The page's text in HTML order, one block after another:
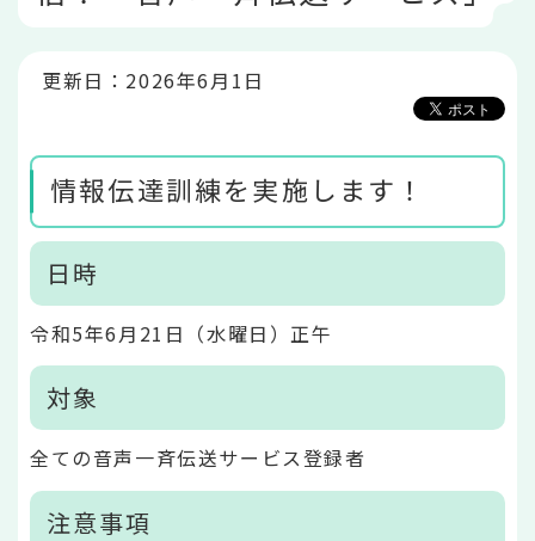
更新日：2026年6月1日
情報伝達訓練を実施します！
日時
令和5年6月21日（水曜日）正午
対象
全ての音声一斉伝送サービス登録者
注意事項